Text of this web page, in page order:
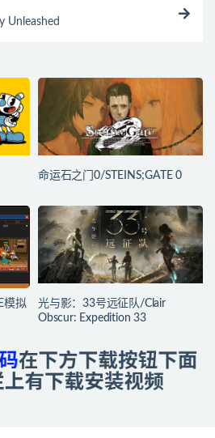
Unleashed
命运石之门0/STEINS;GATE 0
模拟
光与影：33号远征队/Clair
Obscur: Expedition 33